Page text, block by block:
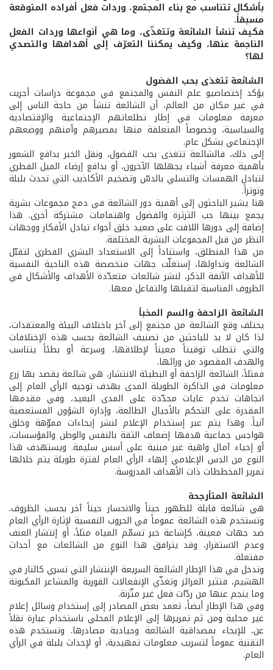
بأشكال تتناسب مع بناء المجتمع، وردات فعل أفراده المتوقعة
مسبقاً.
فكيف تنشأ الشائعة وتتغذّى، وما هي أنواعها وردات الفعل
الناجمة عنها، وكيف يمكننا التعرّف إلى أهدافها والتصدي
لها؟
الشائعة تتغذى بحب الفضول
يؤكد إختصاصيو علم النفس والمجتمع في مجموعة دراسات أجريت
في غير مكان من العالم، أن الشائعة تنشأ من حاجة الناس إلى
معرفة معلومات في إطار تطلعاتهم الإجتماعية والإقتصادية
والسياسية، وخصوصاً المتعلقة منها بمصيرهم وأمنهم ووضعهم
الإجتماعي بشكل عام.
إلى ذلك، فالشائعة تتغذى بحب الفضول، ونقل الخبر بدافع الشعور
بأهمية معرفة أشياء يجهلها الآخرون، أو بدافع إرضاء الميل الفطري
لتبادل الهمسات والتسلي بالدسّ وتضخيم الأكاذيب التي تحدث بلبلة
وتوتراً.
هنا يشير الباحثون إلى أهمية دور الشائعة في دمج مجموعات بشرية
يجمع بينها حب الثرثرة والفضول واهتمامات مشتركة أخرى. هذا
إضافة إلى دورها اللافت على صعيد خلق أجواء تبادل الأفكار ووجهات
النظر من قبل المجموعات البشرية المختلفة.
من هذا المنطلق، واستناداً إلى الاستعداد البشري الفطري لتقبّل
الشائعة وتداولها، إستغلّت جهات متخصصة هذه الناحية النفسية
للأهداف الآنفة الذكر، لنشر شائعات متعدّدة الأهداف والأشكال في
الظروف المناسبة لتقبلها والتفاعل معها.
الشائعة الزاحفة والسم المخبأ
يختلف وقع الشائعة من مجتمع إلى آخر باختلاف البيئة والمعتقدات،
لذا كان لا بد للباحثين من تصنيف الشائعة بحسب هذه الإختلافات
والتي تتطلب توقيتاً معيناً لإطلاقها، وسرعة أو بطئاً يتناسب
والهدف المقصود من ورائها.
فمثلاً، الشائعة الزاحفة أو البطيئة الانتشار، هي شائعة يقصد بها زرع
معلومات في الذاكرة الطويلة المدى بهدف توجيه الرأي العام إلى
اتجاهات تخدم غايات محدّدة على المدى البعيد، وفي مقدمها
المقدرة على التحكم بالأجيال الطالعة، وإدارة الشؤون المستعصية
آنياً. وهذا يتم عبر إستخدام الإعلام لنشر إيحاءات مموّهة وخلق
هواجس جماعية هدفها إضعاف الثقة بالنفس والوطن والمؤسسات،
أو إحياء آمال واهية غير مبنية على أسس سليمة. ويستهدف هذا
النوع من الدس الإعلامي إلهاء الرأي العام لفترة طويلة يتم خلالها
تمرير المخططات ذات الأهداف المدروسة.
الشائعة المتأرجحة
هي شائعة قابلة للظهور حيناً والانحسار حيناً آخر بحسب الظروف.
وتستخدم هذه الشائعة عموماً في الحروب النفسية لإثارة الرأي العام
ضد جهات معينة، كإشاعة خبر تسمّم المياه مثلاً، أو إنتشار العنف
وعدم الاستقرار، وقد يترافق هذا النوع من الشائعات مع أحداث
مفتعلة.
وتدخل في هذا الإطار الشائعة السريعة الإنتشار التي تسري كالنار في
الهشيم، فتثير الغرائز وتغذّي الإنفعالات الفورية والمشاعر المكبوتة
وما ينجم عنها من ردّات فعل غير متّزنة.
وفي هذا الإطار أيضاً، تعمد بعض المصادر إلى إستخدام وسائل إعلام
غير محلية ومن ثم تمريرها إلى الإعلام المحلي باستخدام عبارة نقلاً
عن، للإيحاء بمصداقية الشائعة وحيادية مصادرها. وتستخدم هذه
التقنية عموماً لتسريب معلومات تمهيدية، أو لإحداث بلبلة في الرأي
العام.